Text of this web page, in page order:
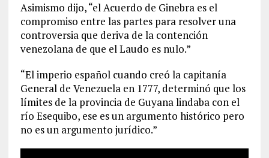
Asimismo dijo, “el Acuerdo de Ginebra es el
compromiso entre las partes para resolver una
controversia que deriva de la contención
venezolana de que el Laudo es nulo.”
“El imperio español cuando creó la capitanía
General de Venezuela en 1777, determinó que los
límites de la provincia de Guyana lindaba con el
río Esequibo, ese es un argumento histórico pero
no es un argumento jurídico.”